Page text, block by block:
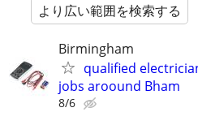
より広い範囲を検索する
Birmingham
qualified
jobs aroound Bham
8/6